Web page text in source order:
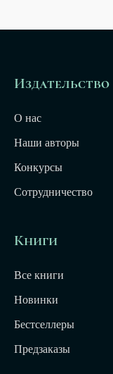
Издательство
О нас
Наши авторы
Конкурсы
Сотрудничество
Книги
Все книги
Новинки
Бестселлеры
Предзаказы